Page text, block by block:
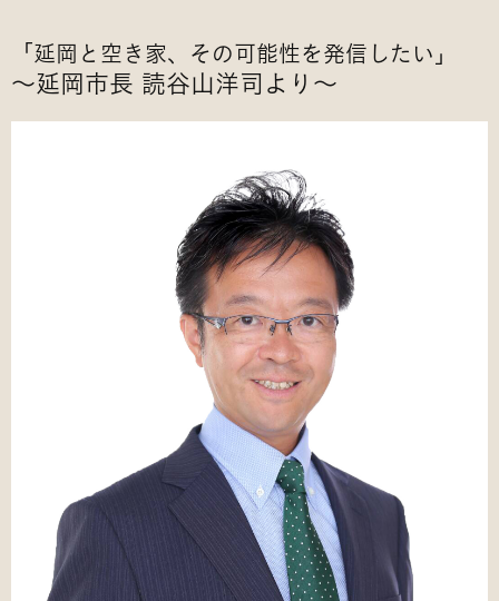
「延岡と空き家、その可能性を発信したい」
〜延岡市長 読谷山洋司より〜